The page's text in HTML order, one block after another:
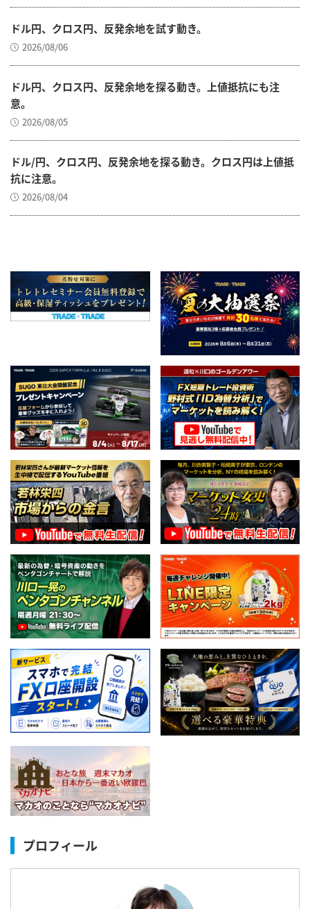
ドル円、クロス円、反発余地を試す動き。
2026/08/06
ドル円、クロス円、反発余地を探る動き。上値抵抗にも注
意。
2026/08/05
ドル/円、クロス円、反発余地を探る動き。クロス円は上値抵
抗に注意。
2026/08/04
プロフィール